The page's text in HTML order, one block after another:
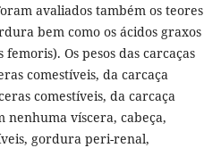
avaliados também os teores
bem como os ácidos graxos
Os pesos das carcaças
comestíveis, da carcaça
comestíveis, da carcaça
nenhuma víscera, cabeça,
gordura peri-renal,